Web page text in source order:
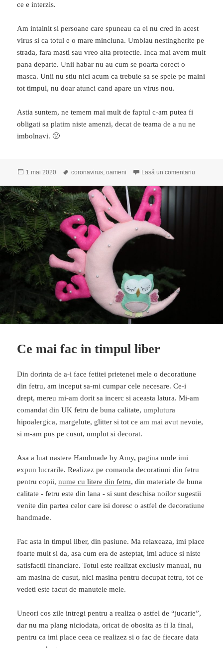
ce e interzis.
Am intalnit si persoane care spuneau ca ei nu cred in acest
virus si ca totul e o mare minciuna. Umblau nestingherite pe
strada, fara masti sau vreo alta protectie. Inca mai avem mult
pana departe. Unii habar nu au cum se poarta corect o
masca. Unii nu stiu nici acum ca trebuie sa se spele pe maini
tot timpul, nu doar atunci cand apare un virus nou.
Astia suntem, ne temem mai mult de faptul c-am putea fi
obligati sa platim niste amenzi, decat de teama de a nu ne
imbolnavi. 🙁
Publicat
1 mai 2020 Etichete
coronavirus ,oameni Lasă un comentariu
Ce mai fac in timpul liber
Din dorinta de a-i face fetitei prietenei mele o decoratiune
din fetru, am inceput sa-mi cumpar cele necesare. Ce-i
drept, mereu mi-am dorit sa incerc si aceasta latura. Mi-am
comandat din UK fetru de buna calitate, umplutura
hipoalergica, margelute, glitter si tot ce am mai avut nevoie,
si m-am pus pe cusut, umplut si decorat.
Asa a luat nastere Handmade by Amy, pagina unde imi
expun lucrarile. Realizez pe comanda decoratiuni din fetru
pentru copii,nume cu litere din fetru, din materiale de buna
calitate - fetru este din lana - si sunt deschisa noilor sugestii
venite din partea celor care isi doresc o astfel de decoratiune
handmade.
Fac asta in timpul liber, din pasiune. Ma relaxeaza, imi place
foarte mult si da, asa cum era de asteptat, imi aduce si niste
satisfactii financiare. Totul este realizat exclusiv manual, nu
am masina de cusut, nici masina pentru decupat fetru, tot ce
vedeti este facut de manutele mele.
Uneori cos zile intregi pentru a realiza o astfel de “jucarie”,
dar nu ma plang niciodata, oricat de obosita as fi la final,
pentru ca imi place ceea ce realizez si o fac de fiecare data